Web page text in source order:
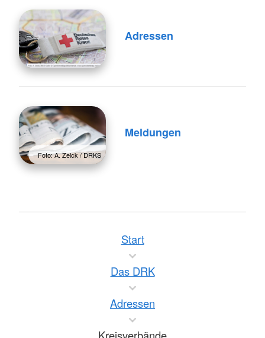
Adressen
Foto: A. Zelck / DRKS
Meldungen
Start
Das DRK
Adressen